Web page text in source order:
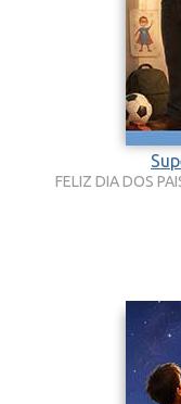
FELIZ DIA DOS